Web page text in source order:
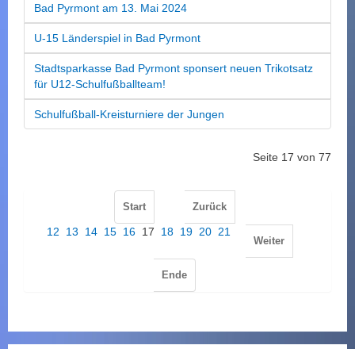
Bad Pyrmont am 13. Mai 2024
U-15 Länderspiel in Bad Pyrmont
Stadtsparkasse Bad Pyrmont sponsert neuen Trikotsatz
für U12-Schulfußballteam!
Schulfußball-Kreisturniere der Jungen
Seite 17 von 77
Start Zurück
12 13 14 15 16 17 18 19 20 21
Weiter
Ende